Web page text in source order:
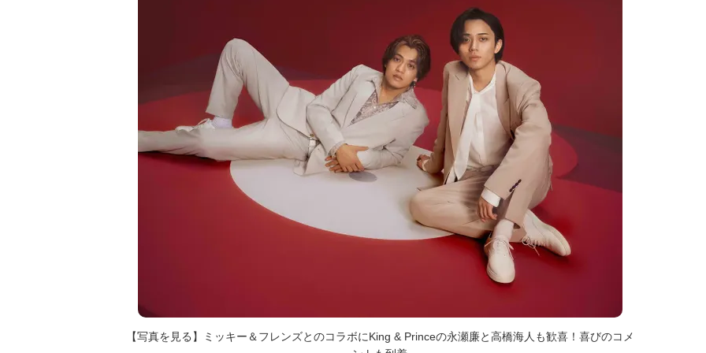
【写真を見る】ミッキー＆フレンズとのコラボにKing & Princeの永瀬廉と高橋海人も歓喜！喜びのコメ